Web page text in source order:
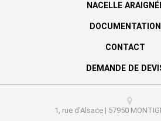
NACELLE
DOCUMENTATION
CONTACT
DEMANDE DE
1, rue d'Alsace | 57950